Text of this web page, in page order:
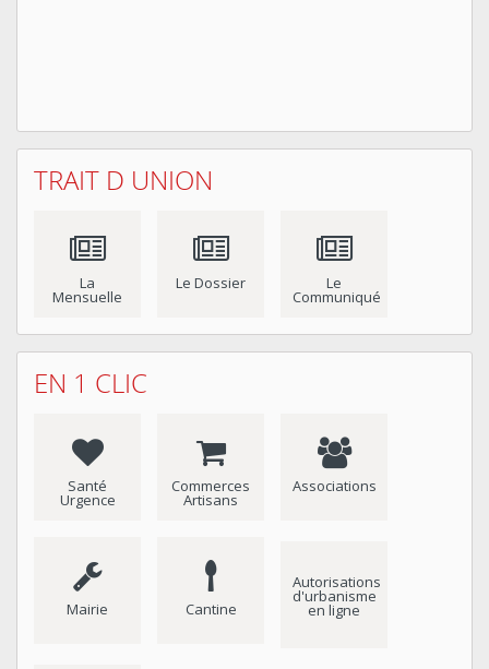
TRAIT D UNION
La
Mensuelle
Le Dossier Le
Communiqué
EN 1 CLIC
Santé
Urgence
Commerces
Artisans
Associations
Mairie Cantine
Autorisations
d'urbanisme
en ligne